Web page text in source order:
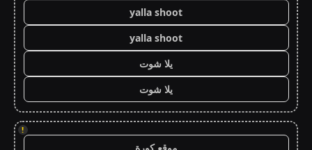
yalla shoot
yalla shoot
يلا شوت
يلا شوت
!